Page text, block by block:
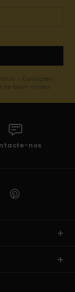
- Condições
de boas-vindas
nos